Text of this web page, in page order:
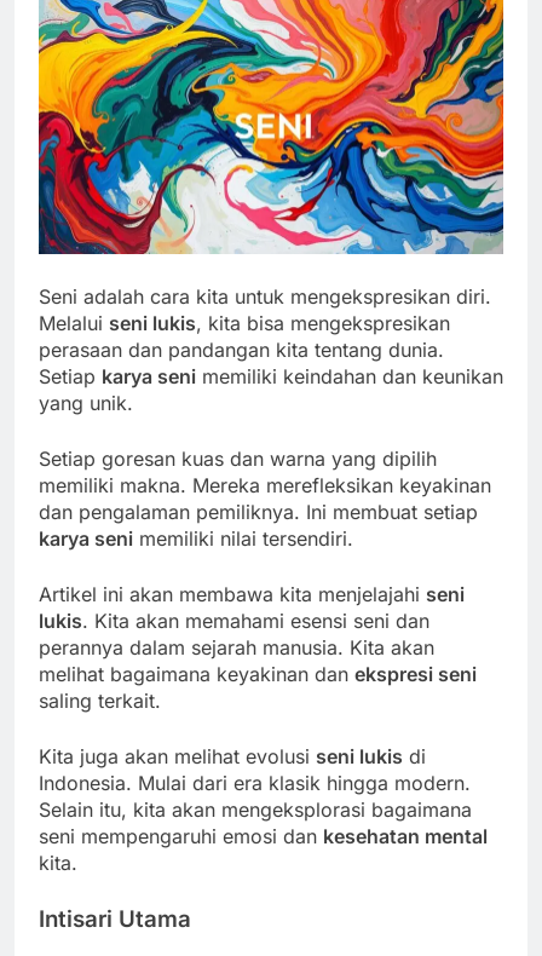
Seni adalah cara kita untuk mengekspresikan diri.
Melalui seni lukis, kita bisa mengekspresikan
perasaan dan pandangan kita tentang dunia.
Setiap karya seni memiliki keindahan dan keunikan
yang unik.
Setiap goresan kuas dan warna yang dipilih
memiliki makna. Mereka merefleksikan keyakinan
dan pengalaman pemiliknya. Ini membuat setiap
karya seni memiliki nilai tersendiri.
Artikel ini akan membawa kita menjelajahi seni
lukis. Kita akan memahami esensi seni dan
perannya dalam sejarah manusia. Kita akan
melihat bagaimana keyakinan dan ekspresi seni
saling terkait.
Kita juga akan melihat evolusi seni lukis di
Indonesia. Mulai dari era klasik hingga modern.
Selain itu, kita akan mengeksplorasi bagaimana
seni mempengaruhi emosi dan kesehatan mental
kita.
Intisari Utama